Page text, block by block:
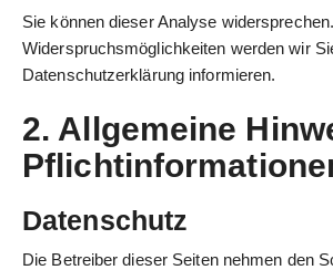
Sie können dieser Analyse
Widerspruchsmöglichkeiten werden wir
Datenschutzerklärung informieren.
2. Allgemeine
Datenschutz
Die Betreiber dieser Seiten nehmen den